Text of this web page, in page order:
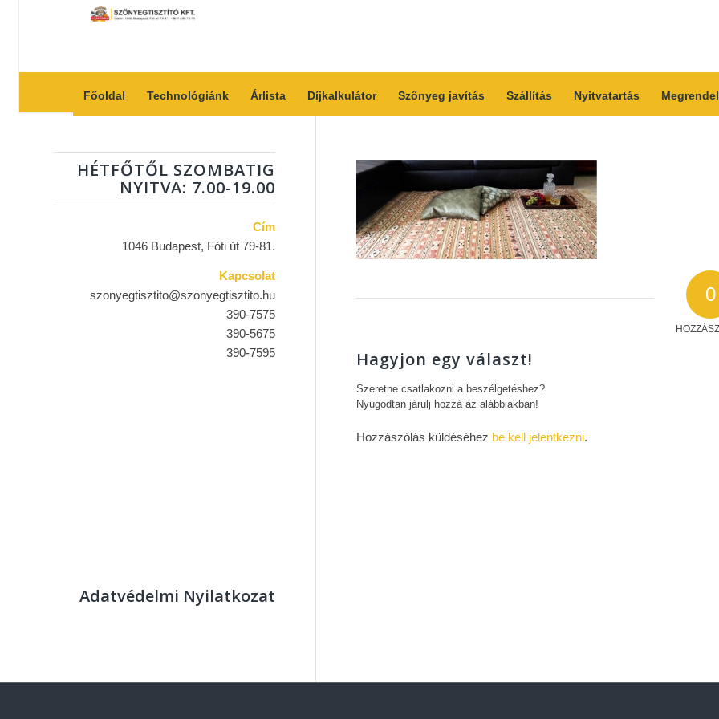
Főoldal Technológiánk Árlista Díjkalkulátor Szőnyeg javítás Szállítás Nyitvatartás
0
Hagyjon egy választ!
Szeretne csatlakozni a beszélgetéshez?
Nyugodtan járulj hozzá az alábbiakban!
Hozzászólás küldéséhez be kell jelentkezni.
HÉTFŐTŐL SZOMBATIG
NYITVA: 7.00-19.00
Cím
1046 Budapest, Fóti út 79-81.
Kapcsolat
szonyegtisztito@szonyegtisztito.hu
390-7575
390-5675
390-7595
Adatvédelmi Nyilatkozat